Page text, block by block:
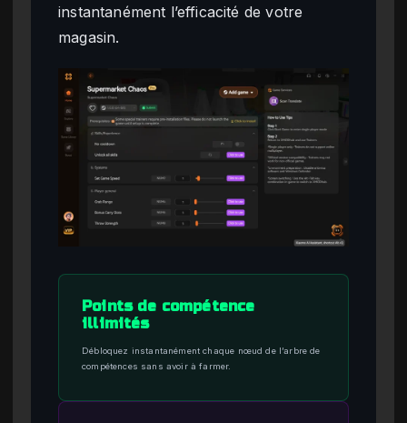
instantanément l’efficacité de votre
magasin.
Points de compétence
illimités
Débloquez instantanément chaque nœud de l’arbre de
compétences sans avoir à farmer.